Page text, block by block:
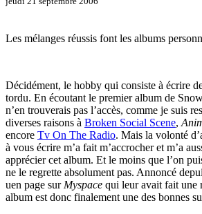
Les mélanges réussis font les albums
Décidément, le hobby qui consiste à écrire
tordu. En écoutant le premier album de
n’en trouverais pas l’accès, comme je suis
diverses raisons à Broken Social Scene,
encore Tv On The Radio. Mais la volonté
à vous écrire m’a fait m’accrocher et m’a
apprécier cet album. Et le moins que l’on
ne le regrette absolument pas. Annoncé
uen page sur Myspace qui leur avait fait une
album est donc finalement une des bonnes